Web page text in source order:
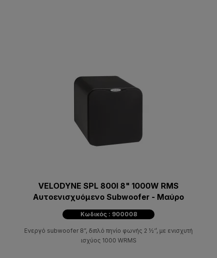
VELODYNE SPL 800I 8" 1000W RMS
Αυτοενισχυόμενο Subwoofer - Μαύρο
Κωδικός : 900008
Eνεργό subwoofer 8”, διπλό πηνίο φωνής 2 ½‘’, με ενισχυτή
ισχύος 1000 WRMS